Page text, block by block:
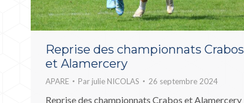
Reprise des championnats Crabos
et Alamercery
APARE Par julie NICOLAS 26 septembre 2024
Reprise des championnats Crabos et Alamercery